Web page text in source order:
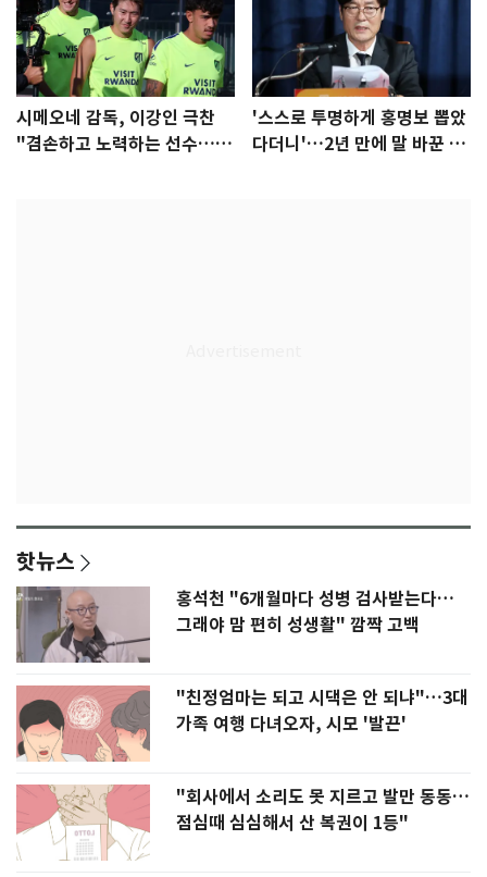
시메오네 감독, 이강인 극찬
"겸손하고 노력하는 선수…좋
'스스로 투명하게 홍명보 뽑았
다더니'…2년 만에 말 바꾼 이
핫뉴스
홍석천 "6개월마다 성병 검사받는다…
그래야 맘 편히 성생활" 깜짝 고백
"친정엄마는 되고 시댁은 안 되냐"…3대
가족 여행 다녀오자, 시모 '발끈'
"회사에서 소리도 못 지르고 발만 동동…
점심때 심심해서 산 복권이 1등"